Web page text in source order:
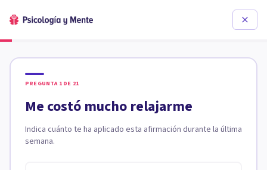
PREGUNTA 1 DE 21
Me costó mucho relajarme
Indica cuánto te ha aplicado esta afirmación durante la última
semana.